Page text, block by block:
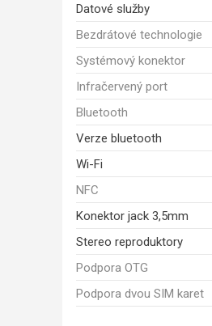
Datové služby
Bezdrátové technologie
Systémový konektor
Infračervený port
Bluetooth
Verze bluetooth
Wi-Fi
NFC
Konektor jack 3,5mm
Stereo reproduktory
Podpora OTG
Podpora dvou SIM karet